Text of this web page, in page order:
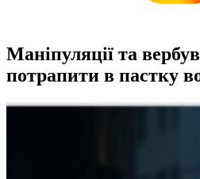
Маніпуляції та
потрапити в пастку